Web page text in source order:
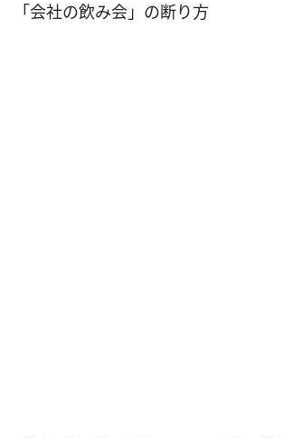
「会社の飲み会」の断り方